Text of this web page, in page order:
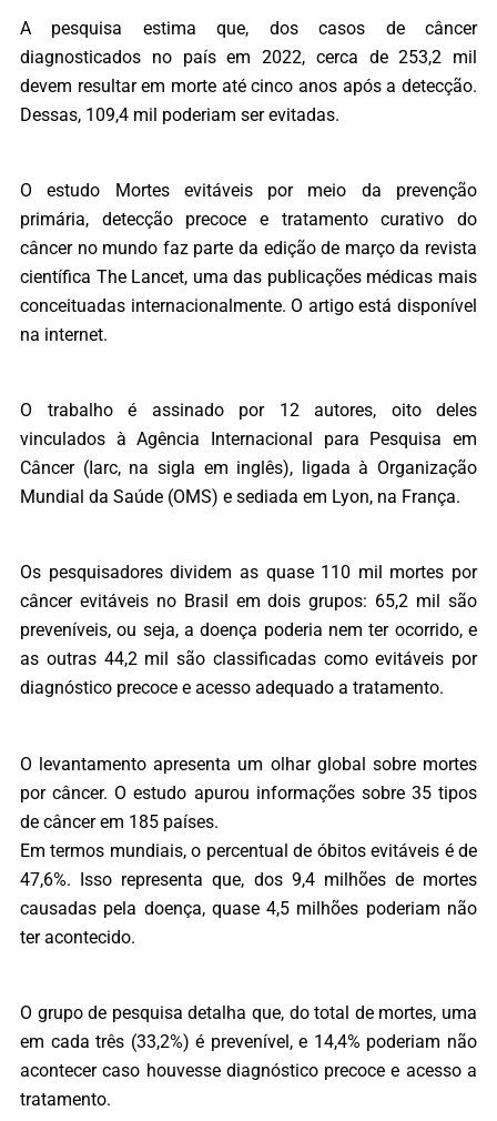
A pesquisa estima que, dos casos de câncer
diagnosticados no país em 2022, cerca de 253,2 mil
devem resultar em morte até cinco anos após a detecção.
Dessas, 109,4 mil poderiam ser evitadas.
O estudo Mortes evitáveis por meio da prevenção
primária, detecção precoce e tratamento curativo do
câncer no mundo faz parte da edição de março da revista
científica The Lancet, uma das publicações médicas mais
conceituadas internacionalmente. O artigo está disponível
na internet.
O trabalho é assinado por 12 autores, oito deles
vinculados à Agência Internacional para Pesquisa em
Câncer (Iarc, na sigla em inglês), ligada à Organização
Mundial da Saúde (OMS) e sediada em Lyon, na França.
Os pesquisadores dividem as quase 110 mil mortes por
câncer evitáveis no Brasil em dois grupos: 65,2 mil são
preveníveis, ou seja, a doença poderia nem ter ocorrido, e
as outras 44,2 mil são classificadas como evitáveis por
diagnóstico precoce e acesso adequado a tratamento.
O levantamento apresenta um olhar global sobre mortes
por câncer. O estudo apurou informações sobre 35 tipos
de câncer em 185 países.
Em termos mundiais, o percentual de óbitos evitáveis é de
47,6%. Isso representa que, dos 9,4 milhões de mortes
causadas pela doença, quase 4,5 milhões poderiam não
ter acontecido.
O grupo de pesquisa detalha que, do total de mortes, uma
em cada três (33,2%) é prevenível, e 14,4% poderiam não
acontecer caso houvesse diagnóstico precoce e acesso a
tratamento.